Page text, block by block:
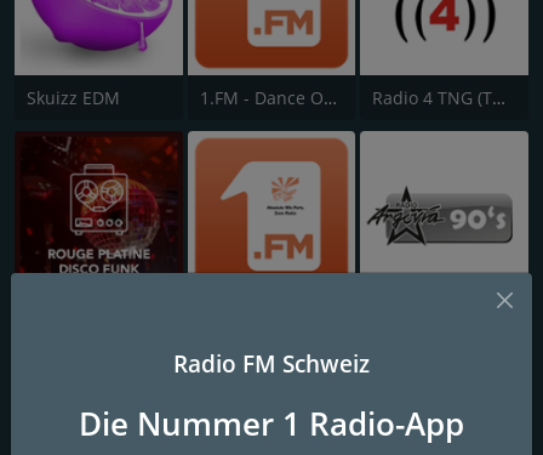
Skuizz EDM 1.FM - Dance One Radio 4 TNG (The Next Generation)
906 HIT80
Moving On Up
Radio FM Schweiz
Die Nummer 1 Radio-App